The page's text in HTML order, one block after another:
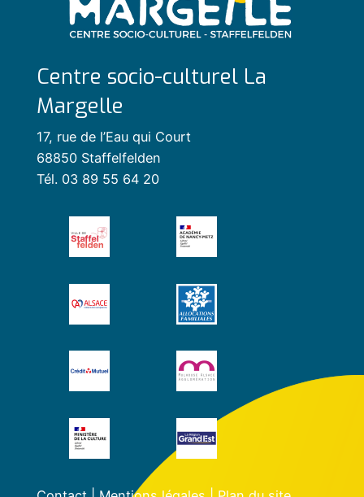
Centre socio-culturel La
Margelle
17, rue de l’Eau qui Court
68850 Staffelfelden
Tél. 03 89 55 64 20